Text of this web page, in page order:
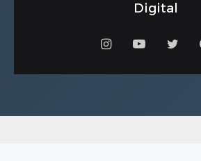
Digital
فيسبوكتويتر يوتيوبانستقرام